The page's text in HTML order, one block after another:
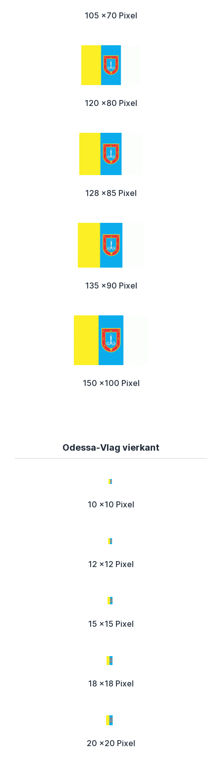
105 x70 Pixel
120 x80 Pixel
128 x85 Pixel
135 x90 Pixel
150 x100 Pixel
Odessa-Vlag vierkant
10 x10 Pixel
12 x12 Pixel
15 x15 Pixel
18 x18 Pixel
20 x20 Pixel